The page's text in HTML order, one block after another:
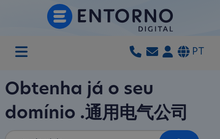
PT
Obtenha já o seu
domínio .通用电气公司